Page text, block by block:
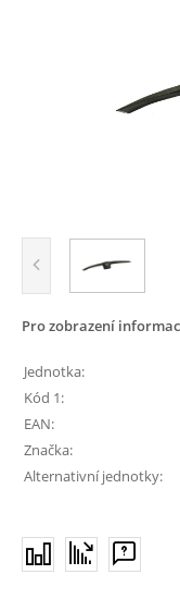
Pro zobrazení
Jednotka:
Kód 1:
EAN:
Značka:
Alternativní jednotky: